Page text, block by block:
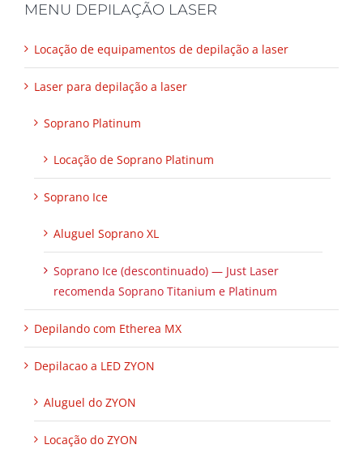
MENU DEPILAÇÃO LASER
Locação de equipamentos de depilação a laser
Laser para depilação a laser
Soprano Platinum
Locação de Soprano Platinum
Soprano Ice
Aluguel Soprano XL
Soprano Ice (descontinuado) — Just Laser
recomenda Soprano Titanium e Platinum
Depilando com Etherea MX
Depilacao a LED ZYON
Aluguel do ZYON
Locação do ZYON